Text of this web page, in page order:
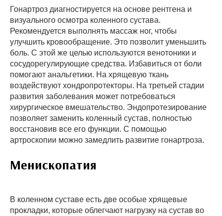
Гонартроз диагностируется на основе рентгена и
визуального осмотра коленного сустава.
Рекомендуется выполнять массаж ног, чтобы
улучшить кровообращение. Это позволит уменьшить
боль. С этой же целью используются венотоники и
сосудорегулирующие средства. Избавиться от боли
помогают анальгетики. На хрящевую ткань
воздействуют хондропротекторы. На третьей стадии
развития заболевания может потребоваться
хирургическое вмешательство. Эндопротезирование
позволяет заменить коленный сустав, полностью
восстановив все его функции. С помощью
артроскопии можно замедлить развитие гонартроза.
Менископатия
В коленном суставе есть две особые хрящевые
прокладки, которые облегчают нагрузку на сустав во